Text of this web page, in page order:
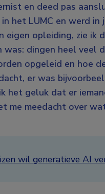
en deed pas
het LUMC en werd in
eigen opleiding, zie ik
was: dingen heel veel
opgeleid en hoe
er was
het geluk dat er
me meedacht over
wil generatieve AI